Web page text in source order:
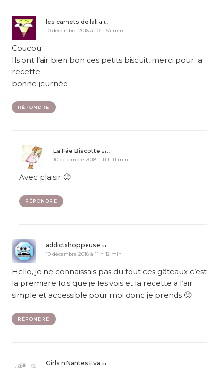
les carnets de lali dit :
10 décembre 2018 à 10 h 54 min
Coucou
Ils ont l’air bien bon ces petits biscuit, merci pour la
recette
bonne journée
RÉPONDRE
La Fée Biscotte dit :
10 décembre 2018 à 11 h 11 min
Avec plaisir 🙂
RÉPONDRE
addictshoppeuse dit :
10 décembre 2018 à 11 h 12 min
Hello, je ne connaissais pas du tout ces gâteaux c’est
la première fois que je les vois et la recette a l’air
simple et accessible pour moi donc je prends 🙂
RÉPONDRE
Girls n Nantes Eva dit :